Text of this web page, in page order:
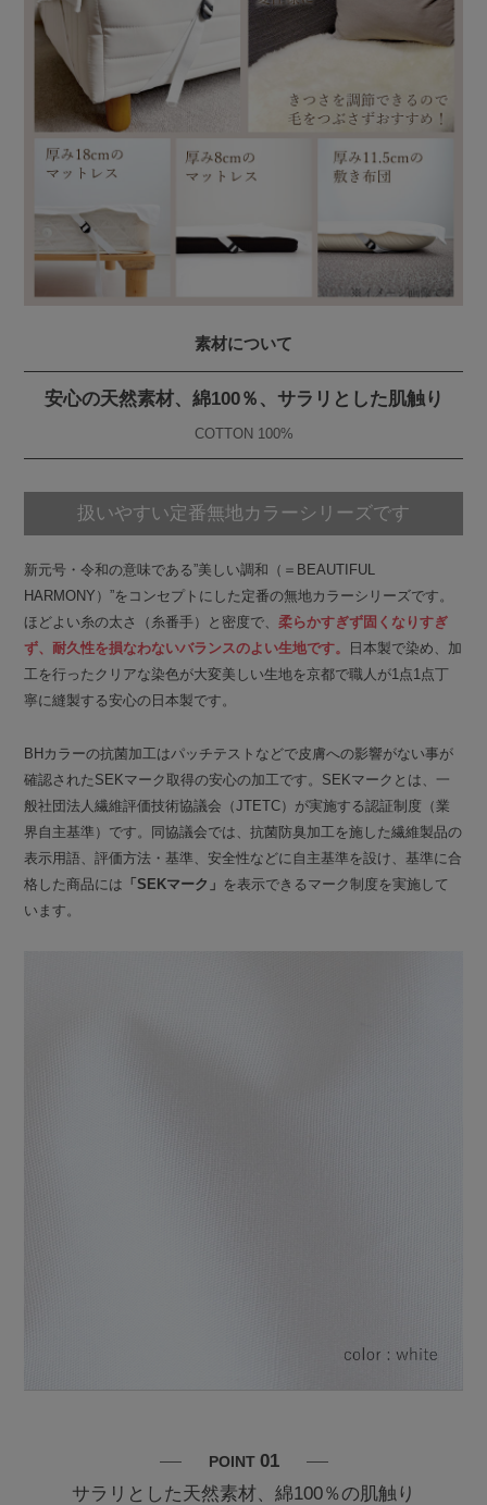
素材について
安心の天然素材、綿100％、サラリとした肌触り
COTTON 100%
扱いやすい定番無地カラーシリーズです
新元号・令和の意味である”美しい調和（＝BEAUTIFUL
HARMONY）”をコンセプトにした定番の無地カラーシリーズです。
ほどよい糸の太さ（糸番手）と密度で、柔らかすぎず固くなりすぎ
ず、耐久性を損なわないバランスのよい生地です。
日本製で染め、加
工を行ったクリアな染色が大変美しい生地を京都で職人が1点1点丁
寧に縫製する安心の日本製です。
BHカラーの抗菌加工はパッチテストなどで皮膚への影響がない事が
確認されたSEKマーク取得の安心の加工です。SEKマークとは、一
般社団法人繊維評価技術協議会（JTETC）が実施する認証制度（業
界自主基準）です。同協議会では、抗菌防臭加工を施した繊維製品の
表示用語、評価方法・基準、安全性などに自主基準を設け、基準に合
格した商品には 「SEKマーク」 を表示できるマーク制度を実施して
います。
POINT 01
サラリとした天然素材、綿100％の肌触り